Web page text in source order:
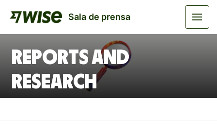
Sala de prensa
Reports and
Research